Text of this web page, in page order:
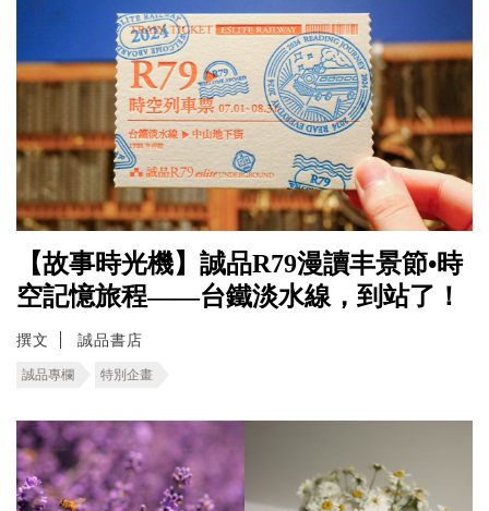
【故事時光機】誠品R79漫讀丰景節•時
空記憶旅程――台鐵淡水線，到站了！
撰文 誠品書店
誠品專欄 特別企畫